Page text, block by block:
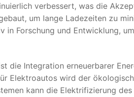
verbessert, was die
um lange Ladezeiten zu
in Forschung und Entwicklung,
die Integration erneuerbarer
Elektroautos wird der
kann die Elektrifizierung